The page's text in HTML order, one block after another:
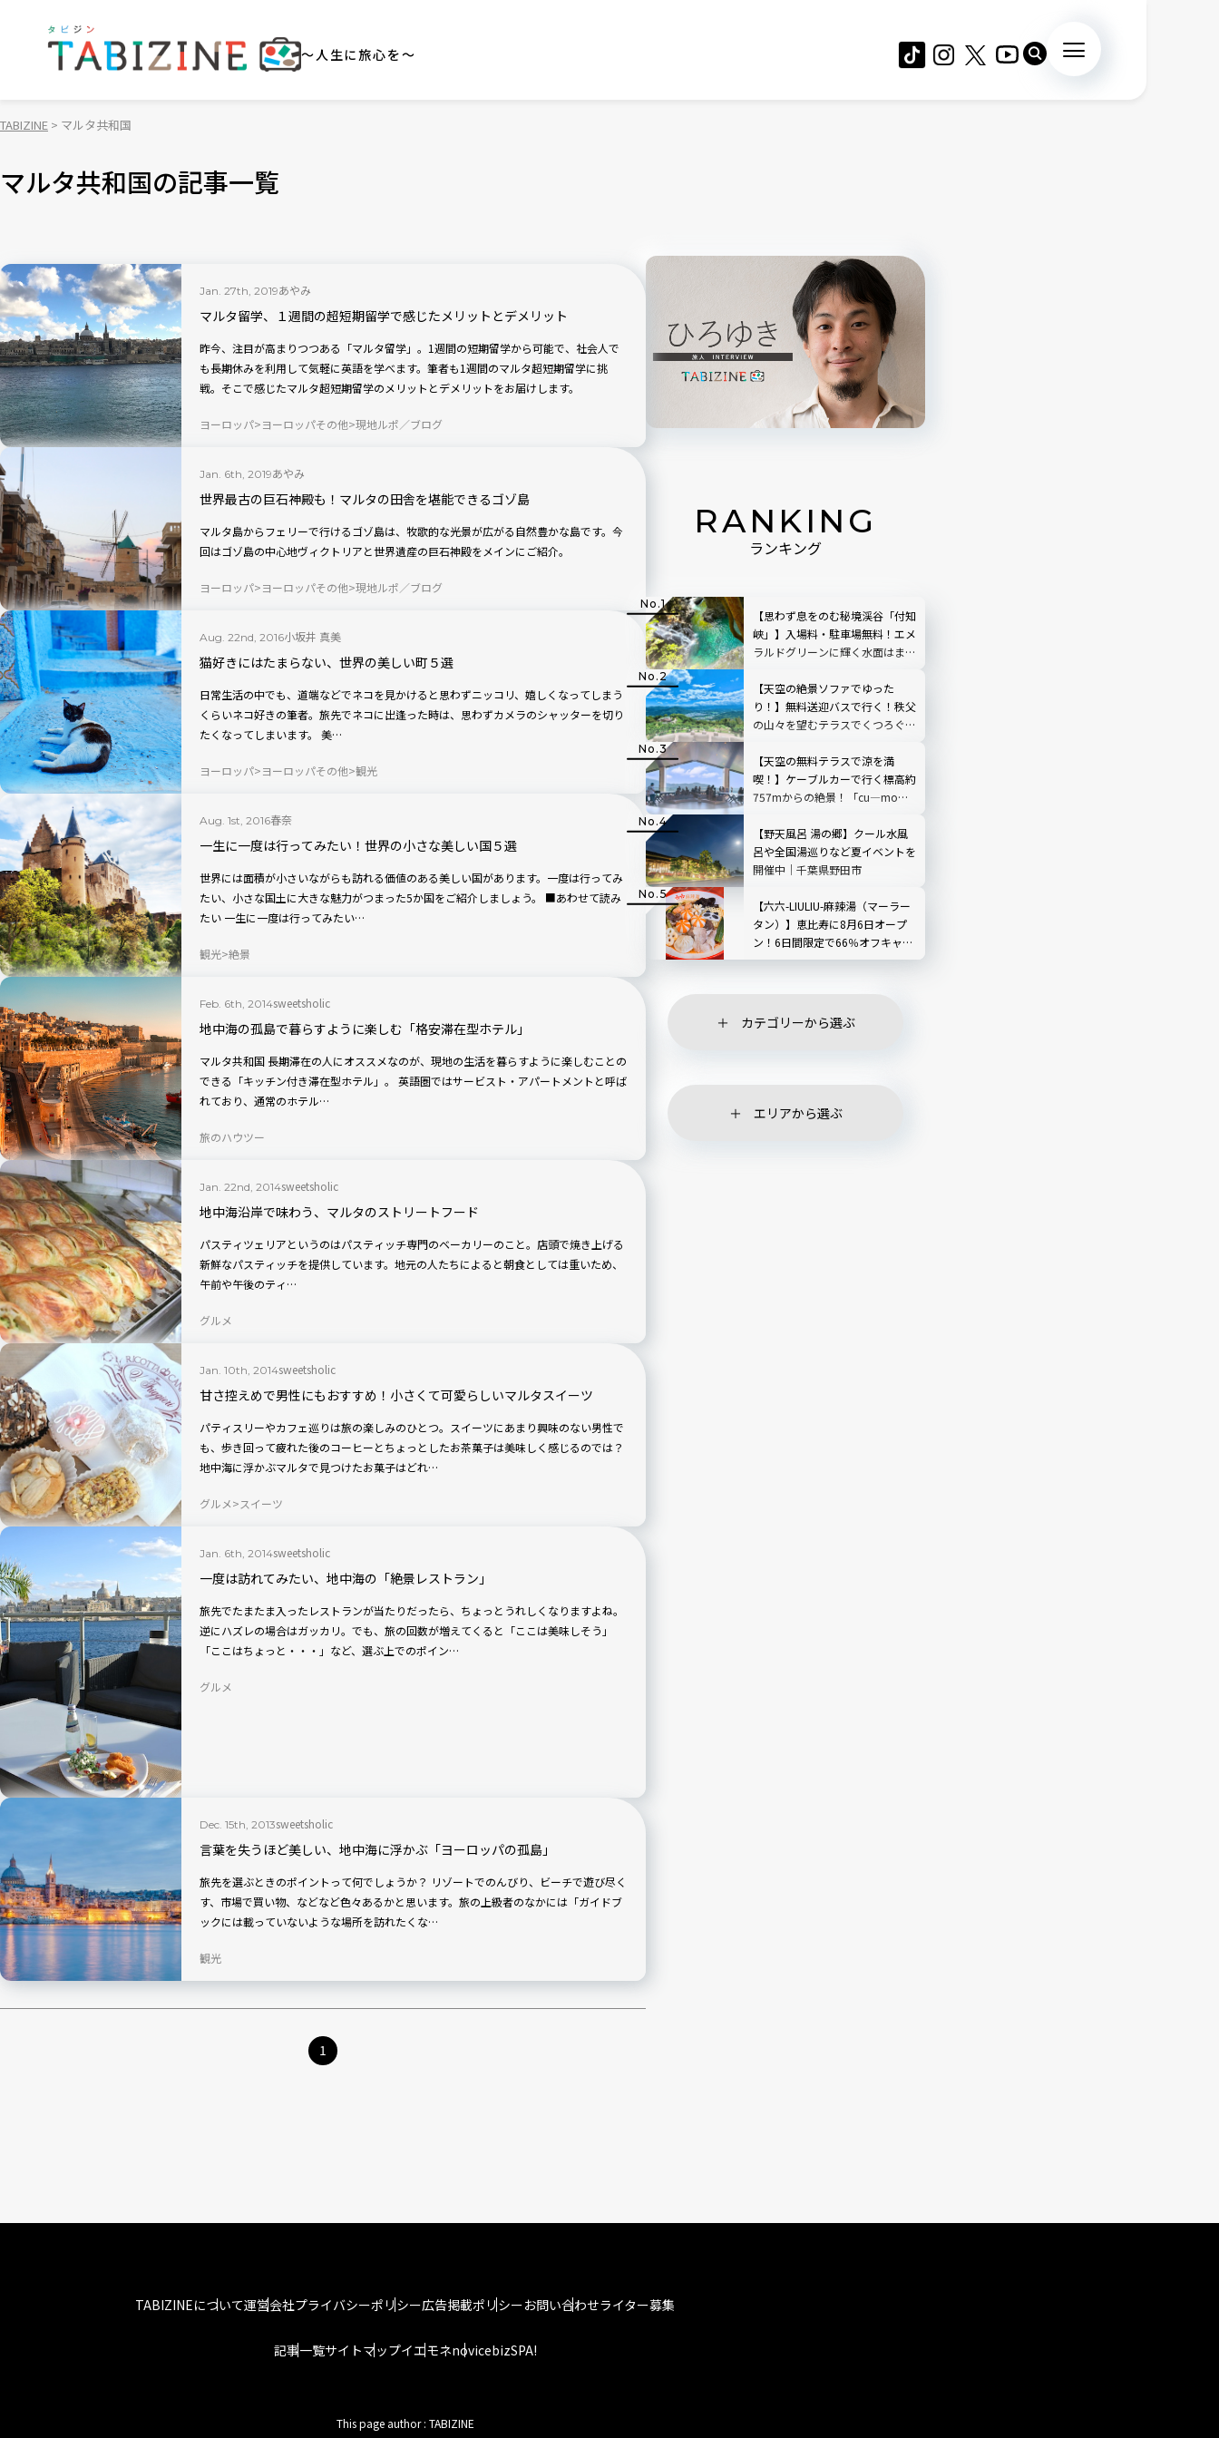
～人生に旅心を～
TABIZINE マルタ共和国
マルタ共和国の記事一覧
Jan. 27th, 2019あやみ
マルタ留学、１週間の超短期留学で感じたメリットとデメリット
昨今、注目が高まりつつある「マルタ留学」。1週間の短期留学から可能で、社会人で
も長期休みを利用して気軽に英語を学べます。筆者も1週間のマルタ超短期留学に挑
戦。そこで感じたマルタ超短期留学のメリットとデメリットをお届けします。
ヨーロッパ ヨーロッパその他 現地ルポ／ブログ
Jan. 6th, 2019あやみ
世界最古の巨石神殿も！マルタの田舎を堪能できるゴゾ島
マルタ島からフェリーで行けるゴゾ島は、牧歌的な光景が広がる自然豊かな島です。今
回はゴゾ島の中心地ヴィクトリアと世界遺産の巨石神殿をメインにご紹介。
ヨーロッパ ヨーロッパその他 現地ルポ／ブログ
Aug. 22nd, 2016小坂井 真美
猫好きにはたまらない、世界の美しい町５選
日常生活の中でも、道端などでネコを見かけると思わずニッコリ、嬉しくなってしまう
くらいネコ好きの筆者。旅先でネコに出逢った時は、思わずカメラのシャッターを切り
たくなってしまいます。 美…
ヨーロッパ ヨーロッパその他 観光
Aug. 1st, 2016春奈
一生に一度は行ってみたい！世界の小さな美しい国５選
世界には面積が小さいながらも訪れる価値のある美しい国があります。一度は行ってみ
たい、小さな国土に大きな魅力がつまった5か国をご紹介しましょう。 ■あわせて読み
たい 一生に一度は行ってみたい…
観光 絶景
Feb. 6th, 2014sweetsholic
地中海の孤島で暮らすように楽しむ「格安滞在型ホテル」
マルタ共和国 長期滞在の人にオススメなのが、現地の生活を暮らすように楽しむことの
できる「キッチン付き滞在型ホテル」。 英語圏ではサービスト・アパートメントと呼ば
れており、通常のホテル…
旅のハウツー
Jan. 22nd, 2014sweetsholic
地中海沿岸で味わう、マルタのストリートフード
パスティツェリアというのはパスティッチ専門のベーカリーのこと。店頭で焼き上げる
新鮮なパスティッチを提供しています。地元の人たちによると朝食としては重いため、
午前や午後のティ…
グルメ
Jan. 10th, 2014sweetsholic
甘さ控えめで男性にもおすすめ！小さくて可愛らしいマルタスイーツ
パティスリーやカフェ巡りは旅の楽しみのひとつ。スイーツにあまり興味のない男性で
も、歩き回って疲れた後のコーヒーとちょっとしたお茶菓子は美味しく感じるのでは？
地中海に浮かぶマルタで見つけたお菓子はどれ…
グルメ スイーツ
Jan. 6th, 2014sweetsholic
一度は訪れてみたい、地中海の「絶景レストラン」
旅先でたまたま入ったレストランが当たりだったら、ちょっとうれしくなりますよね。
逆にハズレの場合はガッカリ。でも、旅の回数が増えてくると「ここは美味しそう」
「ここはちょっと・・・」など、選ぶ上でのポイン…
グルメ
Dec. 15th, 2013sweetsholic
言葉を失うほど美しい、地中海に浮かぶ「ヨーロッパの孤島」
旅先を選ぶときのポイントって何でしょうか？ リゾートでのんびり、ビーチで遊び尽く
す、市場で買い物、などなど色々あるかと思います。旅の上級者のなかには「ガイドブ
ックには載っていないような場所を訪れたくな…
観光
1
RANKING
ランキング
【思わず息をのむ秘境渓谷「付知
峡」】入場料・駐車場無料！エメ
ラルドグリーンに輝く水面はまる
【天空の絶景ソファでゆった
り！】無料送迎バスで行く！秩父
の山々を望むテラスでくつろぐ
レビュー｜埼玉県
【天空の無料テラスで涼を満
喫！】ケーブルカーで行く標高約
757mからの絶景！「cu―mo箱
【野天風呂 湯の郷】クール水風
呂や全国湯巡りなど夏イベントを
開催中｜千葉県野田市
【六六-LIULIU-麻辣湯（マーラー
タン）】恵比寿に8月6日オープ
ン！6日間限定で66％オフキャン
ペーンも
カテゴリーから選ぶ
エリアから選ぶ
TABIZINEについて運営会社プライバシーポリシー広告掲載ポリシーお問い合わせライター募集
記事一覧サイトマップイエモネnovicebizSPA!
This page author : TABIZINE